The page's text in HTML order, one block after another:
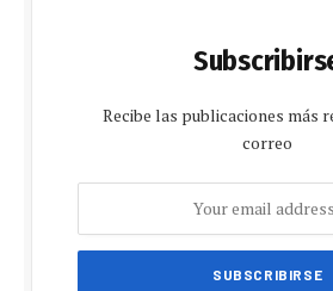
Recibe las publicaciones más
correo